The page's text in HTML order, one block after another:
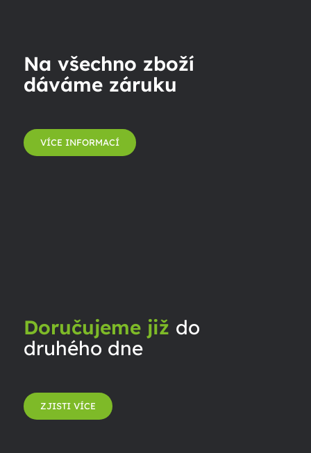
Na všechno zboží
dáváme záruku
VÍCE INFORMACÍ
Doručujeme již do
druhého dne
ZJISTI VÍCE